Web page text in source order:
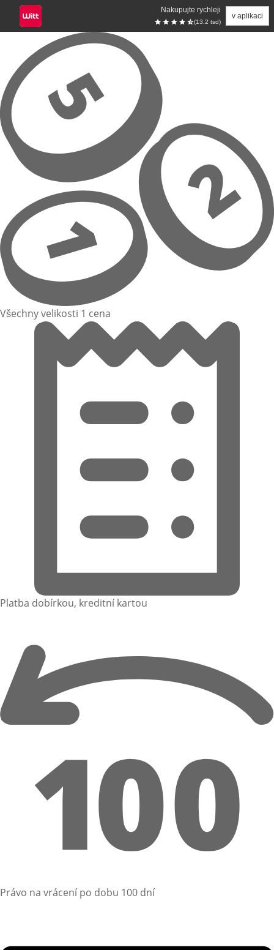
Nakupujte rychleji
(13.2 tsd)
v aplikaci
Přeskočit na hlavní obsah
Všechny velikosti 1 cena
Platba dobírkou, kreditní kartou
Právo na vrácení po dobu 100 dní